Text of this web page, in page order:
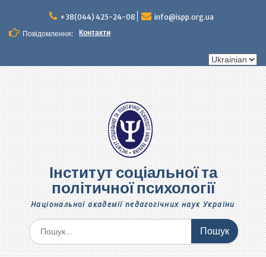
вмісту
+38(044) 425-24-08
info@ispp.org.ua
Повідомлення:
Контакти
Вибрати
Інститут соціальної та
політичної психології
Національної академії педагогічних наук України
Шукати: